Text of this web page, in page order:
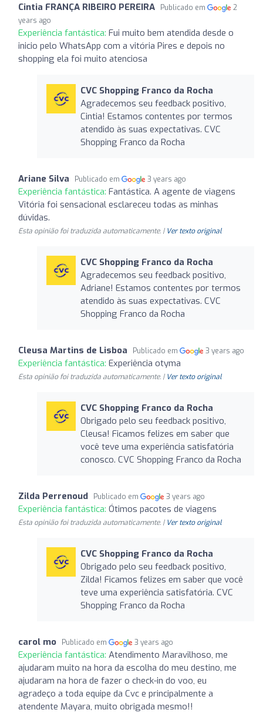
Cintia FRANÇA RIBEIRO PEREIRA Publicado em
2
years ago
Experiência fantástica: Fui muito bem atendida desde o
inicio pelo WhatsApp com a vitória Pires e depois no
shopping ela foi muito atenciosa
CVC Shopping Franco da Rocha
Agradecemos seu feedback positivo,
Cintia! Estamos contentes por termos
atendido às suas expectativas. CVC
Shopping Franco da Rocha
Ariane Silva Publicado em 3 years ago
Experiência fantástica: Fantástica. A agente de viagens
Vitória foi sensacional esclareceu todas as minhas
dúvidas.
Esta opinião foi traduzida automaticamente. | Ver texto original
CVC Shopping Franco da Rocha
Agradecemos seu feedback positivo,
Adriane! Estamos contentes por termos
atendido às suas expectativas. CVC
Shopping Franco da Rocha
Cleusa Martins de Lisboa Publicado em 3 years ago
Experiência fantástica: Experiência otyma
Esta opinião foi traduzida automaticamente. | Ver texto original
CVC Shopping Franco da Rocha
Obrigado pelo seu feedback positivo,
Cleusa! Ficamos felizes em saber que
você teve uma experiência satisfatória
conosco. CVC Shopping Franco da Rocha
Zilda Perrenoud Publicado em 3 years ago
Experiência fantástica: Ótimos pacotes de viagens
Esta opinião foi traduzida automaticamente. | Ver texto original
CVC Shopping Franco da Rocha
Obrigado pelo seu feedback positivo,
Zilda! Ficamos felizes em saber que você
teve uma experiência satisfatória. CVC
Shopping Franco da Rocha
carol mo Publicado em 3 years ago
Experiência fantástica: Atendimento Maravilhoso, me
ajudaram muito na hora da escolha do meu destino, me
ajudaram na hora de fazer o check-in do voo, eu
agradeço a toda equipe da Cvc e principalmente a
atendente Mayara, muito obrigada mesmo!!